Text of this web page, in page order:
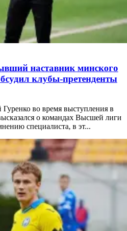
наставник минского
клубы-претенденты
во время выступления в
о командах Высшей лиги
специалиста, в эт...